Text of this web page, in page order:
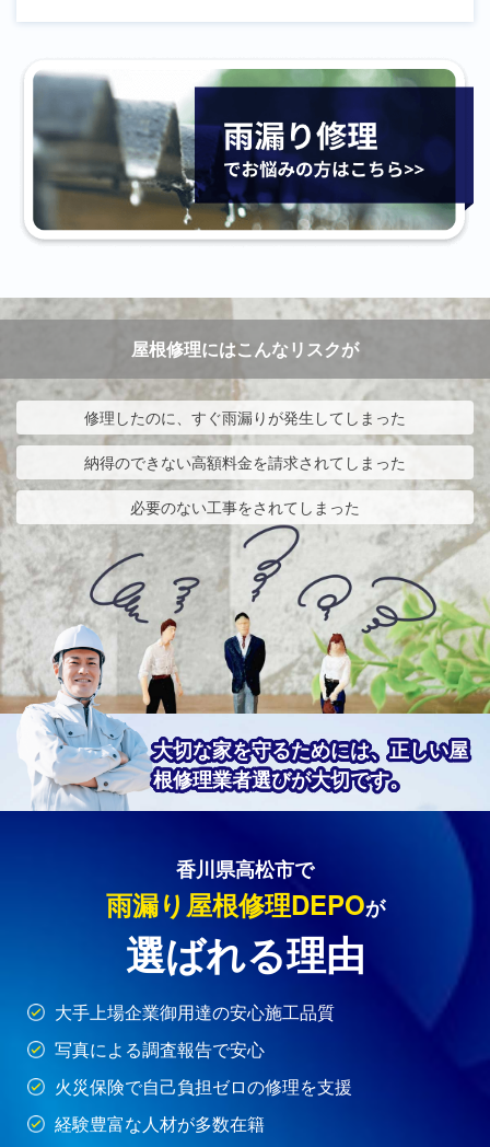
屋根修理にはこんなリスクが
修理したのに、すぐ雨漏りが発生してしまった
納得のできない高額料金を請求されてしまった
必要のない工事をされてしまった
大切な家を守るためには、正しい屋
根修理業者選びが大切です。
香川県高松市で
雨漏り屋根修理DEPOが
選ばれる理由
大手上場企業御用達の安心施工品質
写真による調査報告で安心
火災保険で自己負担ゼロの修理を支援
経験豊富な人材が多数在籍